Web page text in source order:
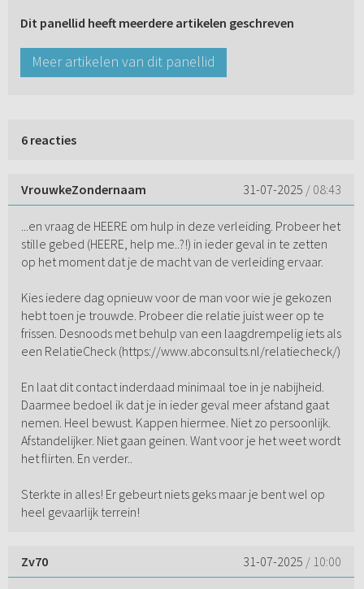
Dit panellid heeft meerdere artikelen geschreven
Meer artikelen van dit panellid
6 reacties
VrouwkeZondernaam 31-07-2025 / 08:43
...en vraag de HEERE om hulp in deze verleiding. Probeer het
stille gebed (HEERE, help me..?!) in ieder geval in te zetten
op het moment dat je de macht van de verleiding ervaar.
Kies iedere dag opnieuw voor de man voor wie je gekozen
hebt toen je trouwde. Probeer die relatie juist weer op te
frissen. Desnoods met behulp van een laagdrempelig iets als
een RelatieCheck (https://www.abconsults.nl/relatiecheck/)
En laat dit contact inderdaad minimaal toe in je nabijheid.
Daarmee bedoel ik dat je in ieder geval meer afstand gaat
nemen. Heel bewust. Kappen hiermee. Niet zo persoonlijk.
Afstandelijker. Niet gaan geinen. Want voor je het weet wordt
het flirten. En verder..
Sterkte in alles! Er gebeurt niets geks maar je bent wel op
heel gevaarlijk terrein!
Zv70 31-07-2025 / 10:00